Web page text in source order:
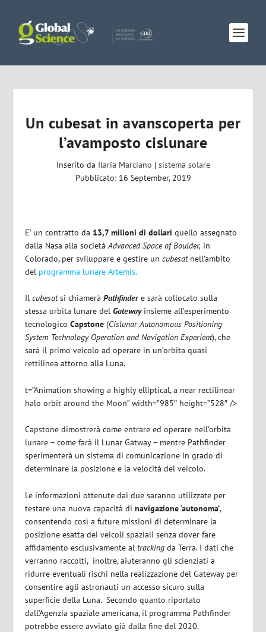
Un cubesat in avanscoperta per
l’avamposto cislunare
Inserito da Ilaria Marciano | sistema solare
Pubblicato: 16 September, 2019
E’ un contratto da 13,7 milioni di dollari quello assegnato
dalla Nasa alla societàAdvanced Space of Boulder, in
Colorado, per sviluppare e gestire uncubesatnell’ambito
del programma lunare Artemis.
Ilcubesatsi chiameràPathfinder e sarà collocato sulla
stessa orbita lunare delGateway insieme all’esperimento
tecnologicoCapstone (Cislunar Autonomous Positioning
System Technology Operation and Navigation Experient), che
sarà il primo veicolo ad operare in un’orbita quasi
rettilinea attorno alla Luna.
t=”Animation showing a highly elliptical, a near rectilinear
halo orbit around the Moon” width=”985″ height=”528″ />
Capstone dimostrerà come entrare ed operare nell’orbita
lunare – come farà il Lunar Gatway – mentre Pathfinder
sperimenterà un sistema di comunicazione in grado di
determinare la posizione e la velocità del veicolo.
Le informazioni ottenute dai due saranno utilizzate per
testare una nuova capacità dinavigazione ‘autonoma’,
consentendo così a future missioni di determinare la
posizione esatta dei veicoli spaziali senza dover fare
affidamento esclusivamente altracking da Terra. I dati che
verranno raccolti, inoltre, aiuteranno gli scienziati a
ridurre eventuali rischi nella realizzazione del Gateway per
consentire agli astronauti un accesso sicuro sulla
superficie della Luna. Secondo quanto riportato
dall’Agenzia spaziale americana, il programma Pathfinder
potrebbe essere avviato già dalla fine del 2020.